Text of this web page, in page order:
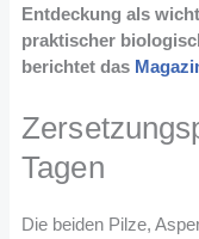
Entdeckung als
praktischer
berichtet das
Tagen
Die beiden Pilze,